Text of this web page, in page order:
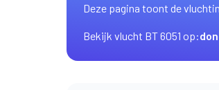
Deze pagina toont de
Bekijk vlucht BT 6051 op: